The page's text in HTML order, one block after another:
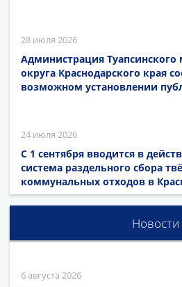
28 июля 2026
Администрация
округа Краснодарского края
возможном установлении
24 июля 2026
С 1 сентября вводится в
система раздельного сбора
коммунальных отходов в
Новости
6 августа 2026